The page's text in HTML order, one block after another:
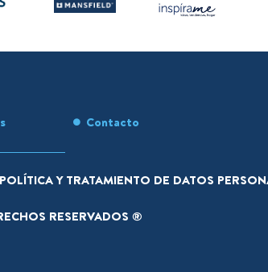
Contacto
POLÍTICA Y TRATAMIENTO DE DATOS
RESERVADOS ®